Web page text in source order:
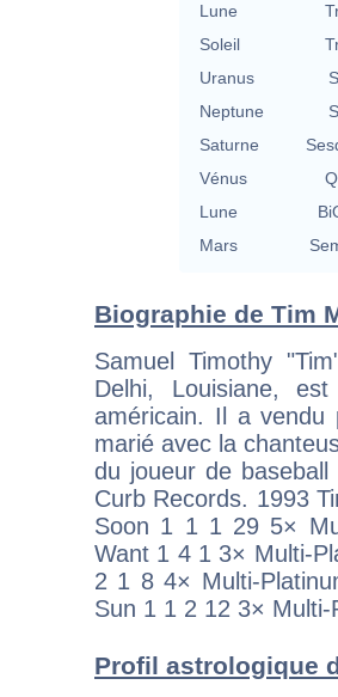
Lune
Soleil
Uranus
Neptune
Saturne
Vénus
Lune
Mars
Biographie de Tim
Samuel Timothy
Delhi, Louisiane,
américain. Il a vendu
marié avec la
du joueur de baseball
Curb Records. 1993
Soon 1 1 1 29 5×
Want 1 4 1 3× Multi-
2 1 8 4× Multi-
Sun 1 1 2 12 3×
Profil astrologique